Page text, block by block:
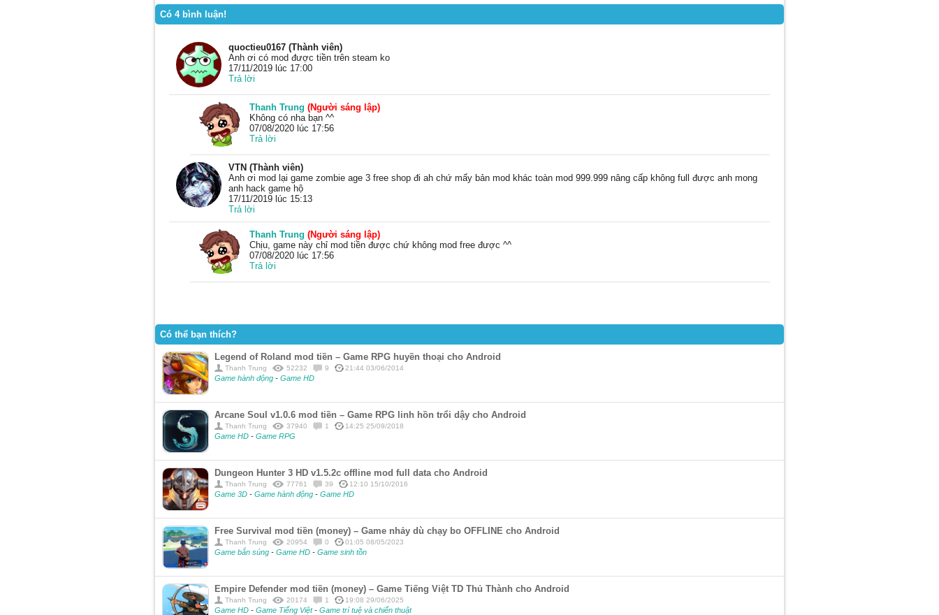
Có 4 bình luận!
quoctieu0167 (Thành viên)
Anh ơi có mod được tiền trên steam ko
17/11/2019 lúc 17:00
Trả lời
Thanh Trung (Người sáng lập)
Không có nha bạn ^^
07/08/2020 lúc 17:56
Trả lời
VTN (Thành viên)
Anh ơi mod lại game zombie age 3 free shop đi ah chứ mấy bản mod khác toàn mod 999.999 nâng cấp không full được anh mong
anh hack game hộ
17/11/2019 lúc 15:13
Trả lời
Thanh Trung (Người sáng lập)
Chịu, game này chỉ mod tiền được chứ không mod free được ^^
07/08/2020 lúc 17:56
Trả lời
Có thể bạn thích?
Legend of Roland mod tiền – Game RPG huyền thoại cho Android
Thanh Trung 52232 9 21:44 03/06/2014
Game hành động - Game HD
Arcane Soul v1.0.6 mod tiền – Game RPG linh hồn trổi dậy cho Android
Thanh Trung 37940 1 14:25 25/09/2018
Game HD - Game RPG
Dungeon Hunter 3 HD v1.5.2c offline mod full data cho Android
Thanh Trung 77761 39 12:10 15/10/2016
Game 3D - Game hành động - Game HD
Free Survival mod tiền (money) – Game nhảy dù chạy bo OFFLINE cho Android
Thanh Trung 20954 0 01:05 08/05/2023
Game bắn súng - Game HD - Game sinh tồn
Empire Defender mod tiền (money) – Game Tiếng Việt TD Thủ Thành cho Android
Thanh Trung 20174 1 19:08 29/06/2025
Game HD - Game Tiếng Việt- Game trí tuệ và chiến thuật